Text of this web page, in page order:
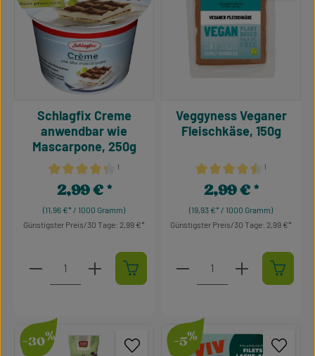
Durchschnittliche Bewertung von 4.34 von 5 Sternen
¹
Schlagfix Creme
anwendbar wie
Mascarpone, 250g
(11,96 €* / 1000 Gramm)
Regulärer Preis:
2,99 €
Günstigster Preis/30 Tage: 2,99 €
Produkt Anzahl: Gib den gewünschten Wert ein
Durchschnittliche
¹
Veggyness Veganer
Fleischkäse, 150g
(19,93 €* / 1000 Gramm)
Regulärer Preis:
2,99 €
Günstigster Preis/30 Tage: 2,99 €
Produkt Anzahl: Gib
-30% -5%